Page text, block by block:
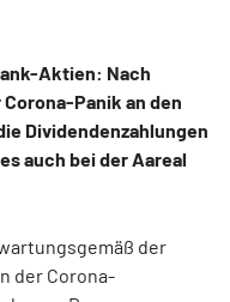
Aktien: Nach
Panik an den
Dividendenzahlungen
auch bei der Aareal
der
der Corona-